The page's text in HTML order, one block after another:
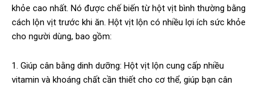
khỏe cao nhất. Nó được chế biến từ hột vịt bình thường bằng
cách lộn vịt trước khi ăn. Hột vịt lộn có nhiều lợi ích sức khỏe
cho người dùng, bao gồm:
1. Giúp cân bằng dinh dưỡng: Hột vịt lộn cung cấp nhiều
vitamin và khoáng chất cần thiết cho cơ thể, giúp bạn cân